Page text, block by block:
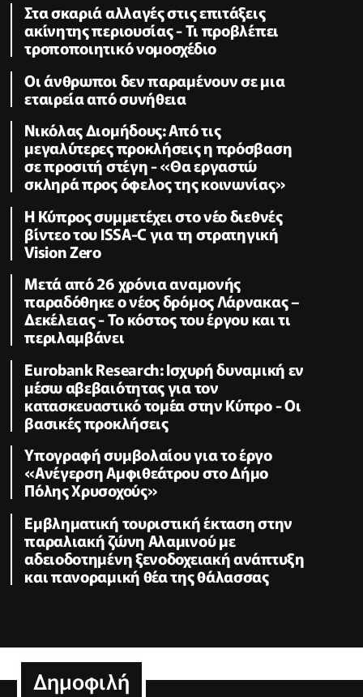
Στα σκαριά αλλαγές στις επιτάξεις
ακίνητης περιουσίας - Τι προβλέπει
τροποποιητικό νομοσχέδιο
Οι άνθρωποι δεν παραμένουν σε μια
εταιρεία από συνήθεια
Νικόλας Διομήδους: Από τις
μεγαλύτερες προκλήσεις η πρόσβαση
σε προσιτή στέγη - «Θα εργαστώ
σκληρά προς όφελος της κοινωνίας»
Η Κύπρος συμμετέχει στο νέο διεθνές
βίντεο του ISSA-C για τη στρατηγική
Vision Zero
Μετά από 26 χρόνια αναμονής
παραδόθηκε ο νέος δρόμος Λάρνακας –
Δεκέλειας - Το κόστος του έργου και τι
περιλαμβάνει
Eurobank Research: Ισχυρή δυναμική εν
μέσω αβεβαιότητας για τον
κατασκευαστικό τομέα στην Κύπρο - Οι
βασικές προκλήσεις
Υπογραφή συμβολαίου για το έργο
«Ανέγερση Αμφιθεάτρου στο Δήμο
Πόλης Χρυσοχούς»
Εμβληματική τουριστική έκταση στην
παραλιακή ζώνη Αλαμινού με
αδειοδοτημένη ξενοδοχειακή ανάπτυξη
και πανοραμική θέα της θάλασσας
Δημοφιλή